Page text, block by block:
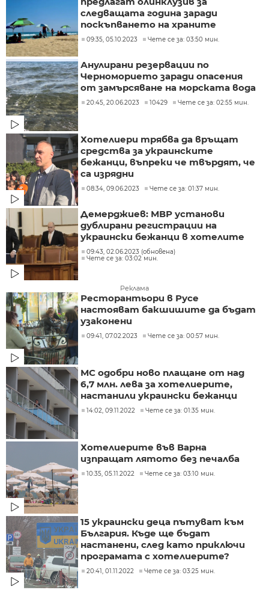
следващата година заради
поскъпването на храните
09:35, 05.10.2023 Чете се за: 03:50 мин.
Анулирани резервации по
Черноморието заради опасения
от замърсяване на морската вода
20:45, 20.06.2023 10429 Чете се за: 02:55 мин.
Хотелиери трябва да връщат
средства за украинските
бежанци, въпреки че твърдят, че
са изрядни
08:34, 09.06.2023 Чете се за: 01:37 мин.
Демерджиев: МВР установи
дублирани регистрации на
украински бежанци в хотелите
09:43, 02.06.2023 (обновена)
Чете се за: 03:02 мин.
Реклама
Ресторантьори в Русе
настояват бакшишите да бъдат
узаконени
09:41, 07.02.2023 Чете се за: 00:57 мин.
МС одобри ново плащане от над
6,7 млн. лева за хотелиерите,
настанили украински бежанци
14:02, 09.11.2022 Чете се за: 01:35 мин.
Хотелиерите във Варна
изпращат лятото без печалба
10:35, 05.11.2022 Чете се за: 03:10 мин.
15 украински деца пътуват към
България. Къде ще бъдат
настанени, след като приключи
програмата с хотелиерите?
20:41, 01.11.2022 Чете се за: 03:25 мин.